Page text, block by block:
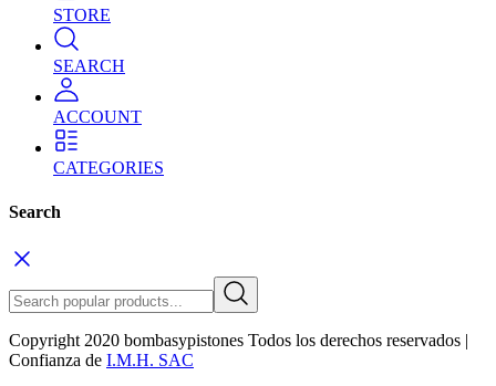
STORE
SEARCH
ACCOUNT
CATEGORIES
Search
Copyright 2020 bombasypistones Todos los derechos reservados |
Confianza de I.M.H. SAC